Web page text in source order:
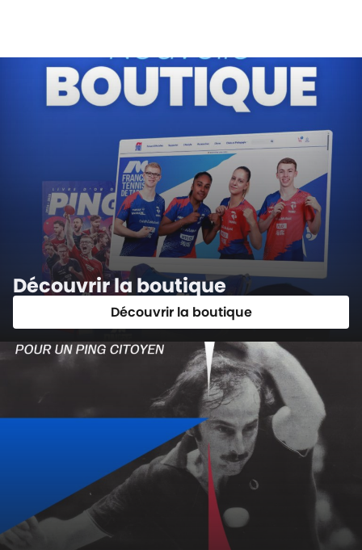
Découvrir la boutique
Découvrir la boutique